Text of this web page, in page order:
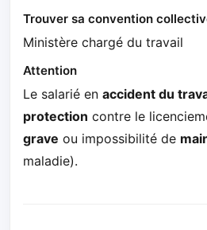
Trouver sa convention
Ministère chargé du travail
Attention
Le salarié en accident du
protection contre le
grave ou impossibilité de
maladie).